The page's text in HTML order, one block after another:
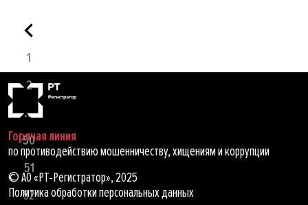
1
2
...
50
51
52
Горячая линия
по противодействию мошенничеству, хищениям и коррупции
© АО «РТ-Регистратор», 2025
Политика обработки персональных данных